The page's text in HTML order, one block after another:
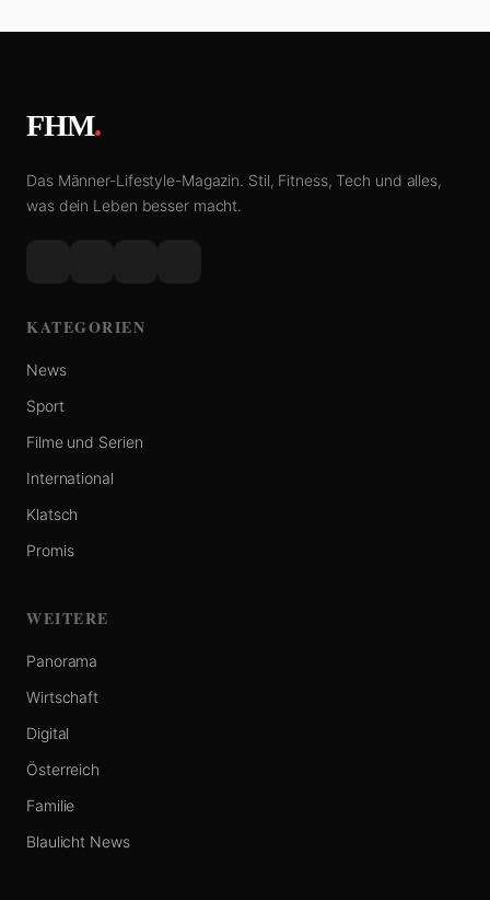
FHM.
Das Männer-Lifestyle-Magazin. Stil, Fitness, Tech und alles,
was dein Leben besser macht.
KATEGORIEN
News
Sport
Filme und Serien
International
Klatsch
Promis
WEITERE
Panorama
Wirtschaft
Digital
Österreich
Familie
Blaulicht News